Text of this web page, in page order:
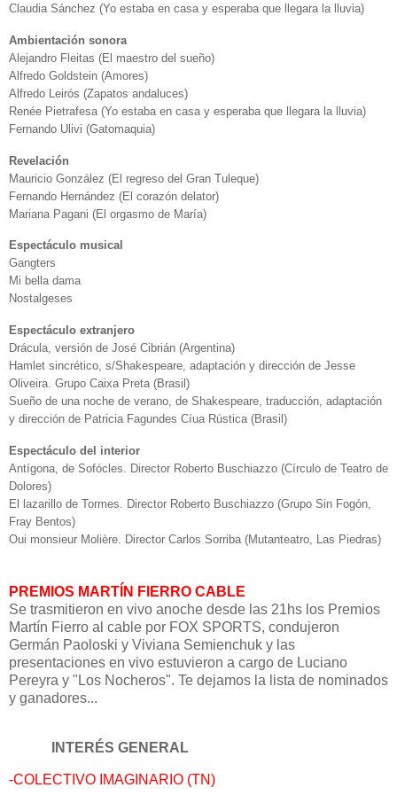
Claudia Sánchez (Yo estaba en casa y esperaba que llegara la lluvia)
Ambientación sonora
Alejandro Fleitas (El maestro del sueño)
Alfredo Goldstein (Amores)
Alfredo Leirós (Zapatos andaluces)
Renée Pietrafesa (Yo estaba en casa y esperaba que llegara la lluvia)
Fernando Ulivi (Gatomaquia)
Revelación
Mauricio González (El regreso del Gran Tuleque)
Fernando Hernández (El corazón delator)
Mariana Pagani (El orgasmo de María)
Espectáculo musical
Gangters
Mi bella dama
Nostalgeses
Espectáculo extranjero
Drácula, versión de José Cibrián (Argentina)
Hamlet sincrético, s/Shakespeare, adaptación y dirección de Jesse
Oliveira. Grupo Caixa Preta (Brasil)
Sueño de una noche de verano, de Shakespeare, traducción, adaptación
y dirección de Patricia Fagundes Cíua Rústica (Brasil)
Espectáculo del interior
Antígona, de Sofócles. Director Roberto Buschiazzo (Círculo de Teatro de
Dolores)
El lazarillo de Tormes. Director Roberto Buschiazzo (Grupo Sin Fogón,
Fray Bentos)
Oui monsieur Molière. Director Carlos Sorriba (Mutanteatro, Las Piedras)
PREMIOS MARTÍN FIERRO CABLE
Se trasmitieron en vivo anoche desde las 21hs los Premios
Martín Fierro al cable por FOX SPORTS, condujeron
Germán Paoloski y Viviana Semienchuk y las
presentaciones en vivo estuvieron a cargo de Luciano
Pereyra y "Los Nocheros". Te dejamos la lista de nominados
y ganadores...
INTERÉS GENERAL
-COLECTIVO IMAGINARIO (TN)